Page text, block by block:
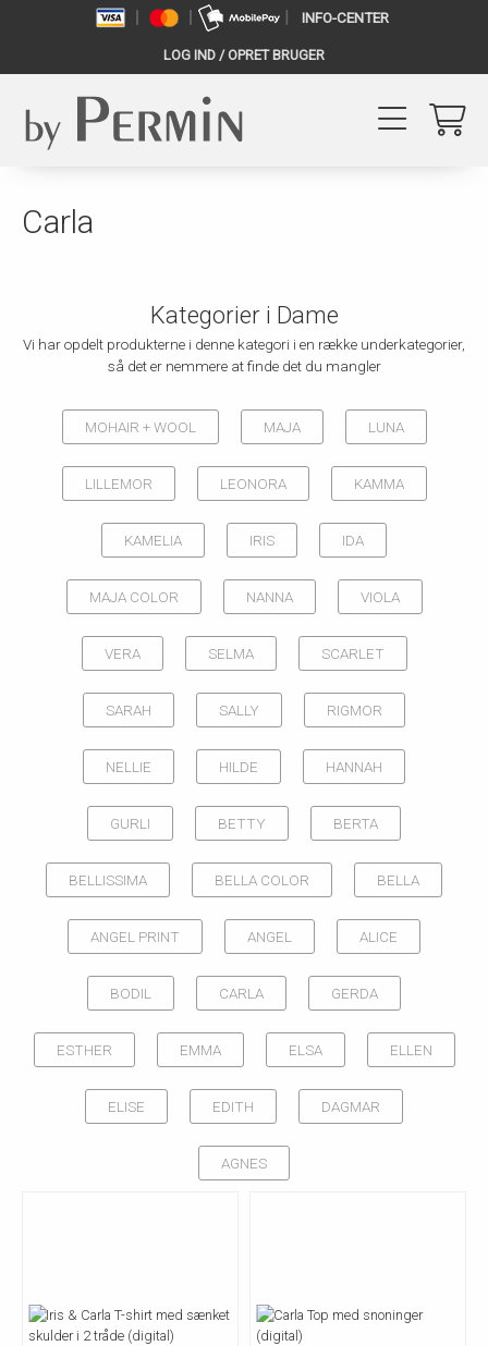
INFO-CENTER
LOG IND / OPRET BRUGER
Carla
Kategorier i Dame
Vi har opdelt produkterne i denne kategori i en række underkategorier,
så det er nemmere at finde det du mangler
MOHAIR + WOOL MAJA LUNA
LILLEMOR LEONORA KAMMA
KAMELIA IRIS IDA
MAJA COLOR NANNA VIOLA
VERA SELMA SCARLET
SARAH SALLY RIGMOR
NELLIE HILDE HANNAH
GURLI BETTY BERTA
BELLISSIMA BELLA COLOR BELLA
ANGEL PRINT ANGEL ALICE
BODIL CARLA GERDA
ESTHER EMMA ELSA ELLEN
ELISE EDITH DAGMAR
AGNES